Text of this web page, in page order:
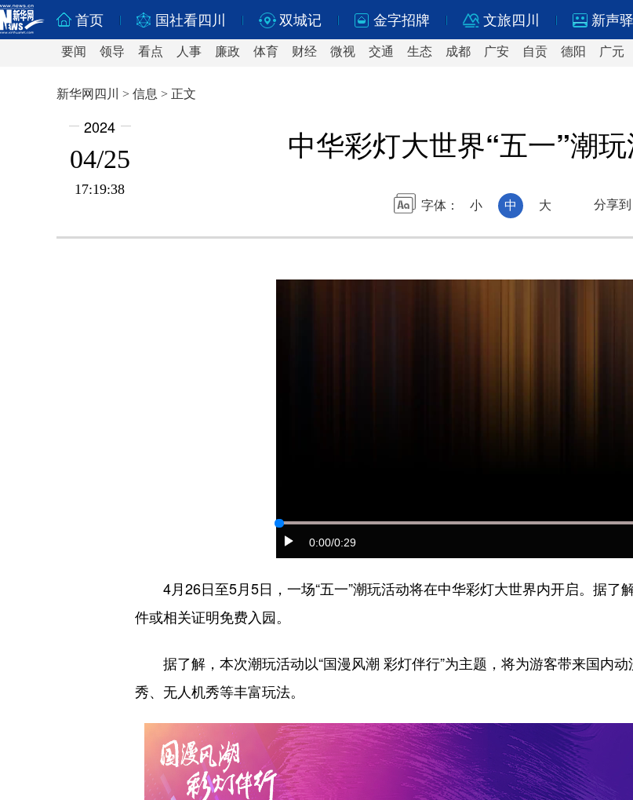
首页 国社看四川 双城记 金字招牌 文旅四川 新声
要闻 领导 看点 人事 廉政 体育 财经 微视 交通 生态 成都 广安 自贡 德阳 广元
新华网四川 > 信息 > 正文
2024
04/25
17:19:38
中华彩灯大世界“五一”潮
字体： 小 中 大 分享到
0:00/0:29
4月26日至5月5日，一场“五一”潮玩活动将在中华彩灯大世界内开启。据
件或相关证明免费入园。
据了解，本次潮玩活动以“国漫风潮 彩灯伴行”为主题，将为游客带来国内
秀、无人机秀等丰富玩法。